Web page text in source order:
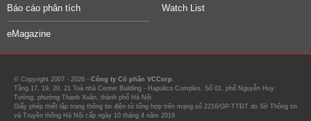
Báo cáo phân tích Watch List
eMagazine
© Copyright 2007 - 2026 - Công ty Cổ phần VCCorp.
Tầng 17, 19, 20, 21 Toà nhà Center Building - Hapulico Complex, Số 01, phố Nguyễn Huy
Tưởng, phường Thanh Xuân, thành phố Hà Nội
Giấy phép thiết lập trang thông tin điện tử tổng hợp trên mạng số 2216/GP-TTĐT do Sở Thông tin
và Truyền thông Hà Nội cấp ngày 10 tháng 4 năm 2019.